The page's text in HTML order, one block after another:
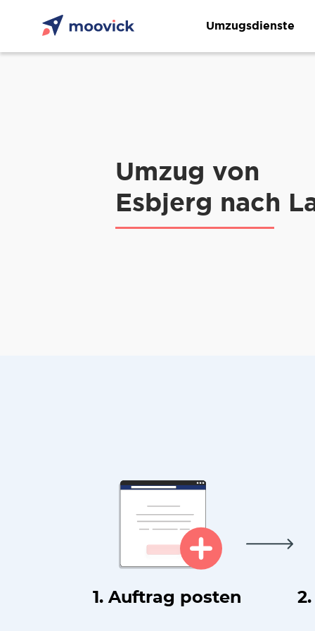
Umzugsdienste
Umzug von
Esbjerg nach
1. Auftrag posten